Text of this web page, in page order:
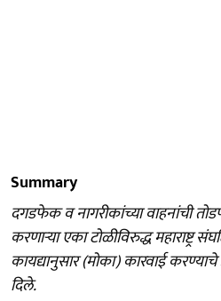
Summary
दगडफेक व नागरीकांच्या वाहनांची
करणाऱ्या एका टोळीविरुद्ध महाराष्ट्र
कायद्यानुसार (मोका) कारवाई
दिले.